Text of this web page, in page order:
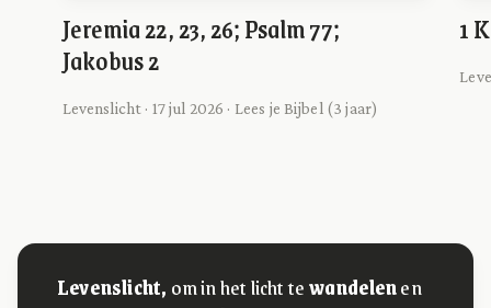
Jeremia 22, 23, 26; Psalm 77;
Jakobus 2
Levenslicht · 17 jul 2026 · Lees je Bijbel (3 jaar)
1
Levenslicht, om in het licht tewandelenen